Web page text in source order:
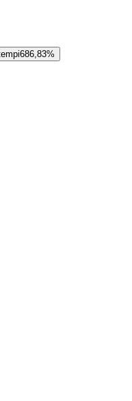
686,83%